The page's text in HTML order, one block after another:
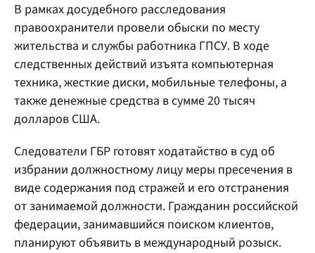
В рамках досудебного расследования
правоохранители провели обыски по месту
жительства и службы работника ГПСУ. В ходе
следственных действий изъята компьютерная
техника, жесткие диски, мобильные телефоны, а
также денежные средства в сумме 20 тысяч
долларов США.
Следователи ГБР готовят ходатайство в суд об
избрании должностному лицу меры пресечения в
виде содержания под стражей и его отстранения
от занимаемой должности. Гражданин российской
федерации, занимавшийся поиском клиентов,
планируют объявить в международный розыск.